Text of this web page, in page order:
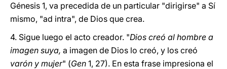
Génesis 1, va precedida de un particular "dirigirse" a Sí
mismo, "ad intra", de Dios que crea.
4. Sigue luego el acto creador. "Dios creó al hombre a
imagen suya, a imagen de Dios lo creó, y los creó
varón y mujer" (Gen 1, 27). En esta frase impresiona el